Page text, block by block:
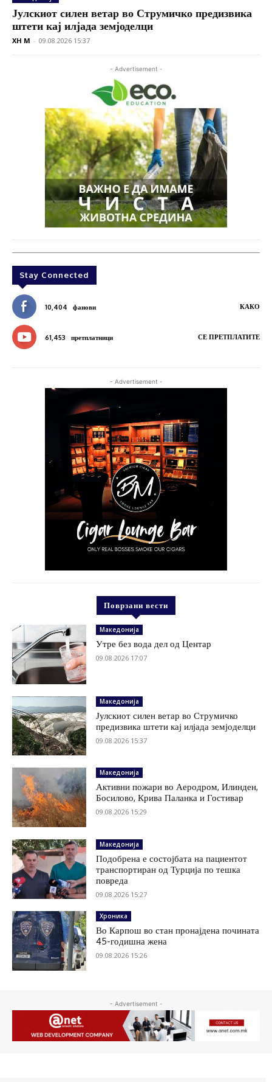
Јулскиот силен ветар во Струмичко предизвика
штети кај илјада земјоделци
XH M - 09.08.2026 15:37
- Advertisement -
Stay Connected
10,404 фанови КАКО
61,453 претплатници СЕ ПРЕТПЛАТИТЕ
- Advertisement -
Поврзани вести
Македонија
Утре без вода дел од Центар
09.08.2026 17:07
Македонија
Јулскиот силен ветар во Струмичко
предизвика штети кај илјада земјоделци
09.08.2026 15:37
Македонија
Активни пожари во Аеродром, Илинден,
Босилово, Крива Паланка и Гостивар
09.08.2026 15:29
Македонија
Подобрена е состојбата на пациентот
транспортиран од Турција по тешка
повреда
09.08.2026 15:27
Хроника
Во Карпош во стан пронајдена почината
45-годишна жена
09.08.2026 15:26
- Advertisement -